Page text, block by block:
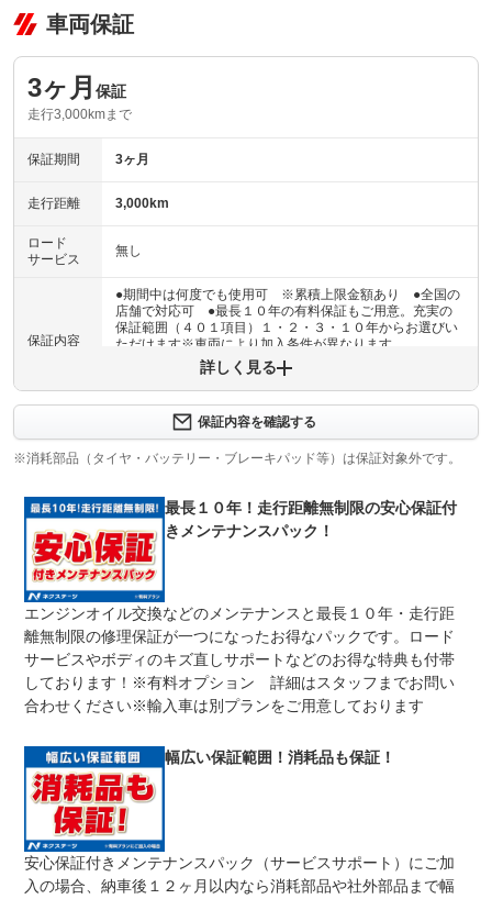
車両保証
3ヶ月 保証
走行3,000kmまで
保証期間 3ヶ月
走行距離 3,000km
ロード
サービス
無し
保証内容
●期間中は何度でも使用可 ※累積上限金額あり ●全国の
店舗で対応可 ●最長１０年の有料保証もご用意。充実の
保証範囲（４０１項目）１・２・３・１０年からお選びい
ただけます※車両により加入条件が異なります
保証項目
３ヶ月・３０００ｋｍ以内ならエンジン、トランスミッシ
ョン、ハイブリッド、ステアリング、ブレーキの各機構に
おける主要項目を無償修理（または交換）いたします。
修理回数 無制限
上限金額
車両本体価格
期間中は何度でも修理可能！修理金額は車両本体価格の１
００％までしっかり保証します。車両本体価格５０万円以
下の場合は５０万円まで保証します。
免責金
無し
保証修理の対象となる場合は、お客様の費用負担は一切ご
ざいません。
保証修理
受付先
全国のネクステージで受付可能！ご遠方でネクステージに
持ち込めないお客様も保証修理はお受け頂けます。詳細
法定整備 整備無 車両状態については販売店にご確認ください
法定整備
について
-
詳しく見る
保証内容を確認する
※消耗部品（タイヤ・バッテリー・ブレーキパッド等）は保証対象外です。
最長１０年！走行距離無制限の安心保証付
きメンテナンスパック！
エンジンオイル交換などのメンテナンスと最長１０年・走行距
離無制限の修理保証が一つになったお得なパックです。ロード
サービスやボディのキズ直しサポートなどのお得な特典も付帯
しております！※有料オプション 詳細はスタッフまでお問い
合わせください※輸入車は別プランをご用意しております
幅広い保証範囲！消耗品も保証！
安心保証付きメンテナンスパック（サービスサポート）にご加
入の場合、納車後１２ヶ月以内なら消耗部品や社外部品まで幅